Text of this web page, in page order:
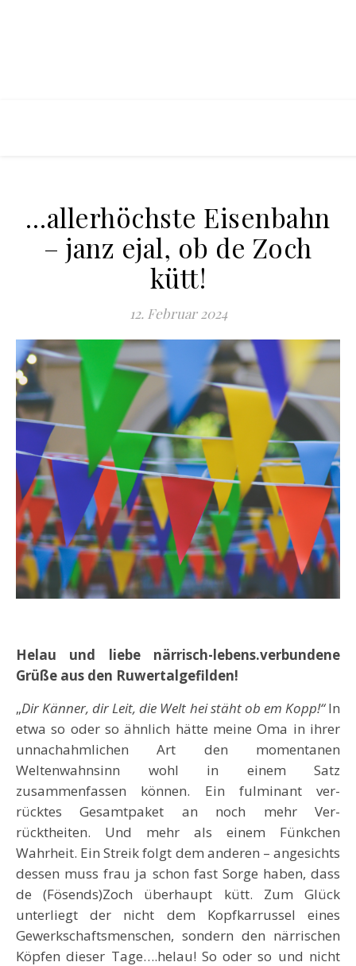
…allerhöchste Eisenbahn
– janz ejal, ob de Zoch
kütt!
12. Februar 2024
Helau und liebe närrisch-lebens.verbundene
Grüße aus den Ruwertalgefilden!
„Dir Känner, dir Leit, die Welt hei stäht ob em Kopp!“In
etwa so oder so ähnlich hätte meine Oma in ihrer
unnachahmlichen Art den momentanen
Weltenwahnsinn wohl in einem Satz
zusammenfassen können. Ein fulminant ver-
rücktes Gesamtpaket an noch mehr Ver-
rücktheiten. Und mehr als einem Fünkchen
Wahrheit. Ein Streik folgt dem anderen – angesichts
dessen muss frau ja schon fast Sorge haben, dass
de (Fösends)Zoch überhaupt kütt. Zum Glück
unterliegt der nicht dem Kopfkarrussel eines
Gewerkschaftsmenschen, sondern den närrischen
Köpfen dieser Tage….helau! So oder so und nicht